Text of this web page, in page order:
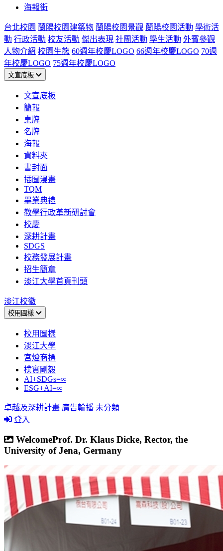
海報街
台北校園 蘭陽校園建築物 蘭陽校園景觀 蘭陽校園活動 學術活
動 行政活動 校友活動 傑出表現 社團活動 學生活動 外賓參觀
人物介紹 校園生態 60週年校慶LOGO 66週年校慶LOGO 70週
年校慶LOGO 75週年校慶LOGO
文宣底板
文宣底板
簡報
桌牌
名牌
海報
資料夾
書封面
插圖漫畫
TQM
畢業典禮
教學行政革新研討會
校慶
深耕計畫
SDGS
校務發展計畫
招生簡章
淡江大學首頁刊頭
淡江校徽
校用圖樣
校用圖樣
淡江大學
宮燈商標
樸實剛毅
AI+SDGs=∞
ESG+AI=∞
卓越及深耕計畫 廣告輪播 未分類
登入
WelcomeProf. Dr. Klaus Dicke, Rector, the
University of Jena, Germany